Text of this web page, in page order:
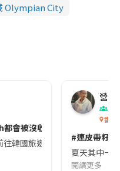
Olympian City
會被沒收😱出發前切記檢查
往韓國旅遊的民眾，近期要
營養
香港
#連皮帶籽
夏天其中一
閱讀更多